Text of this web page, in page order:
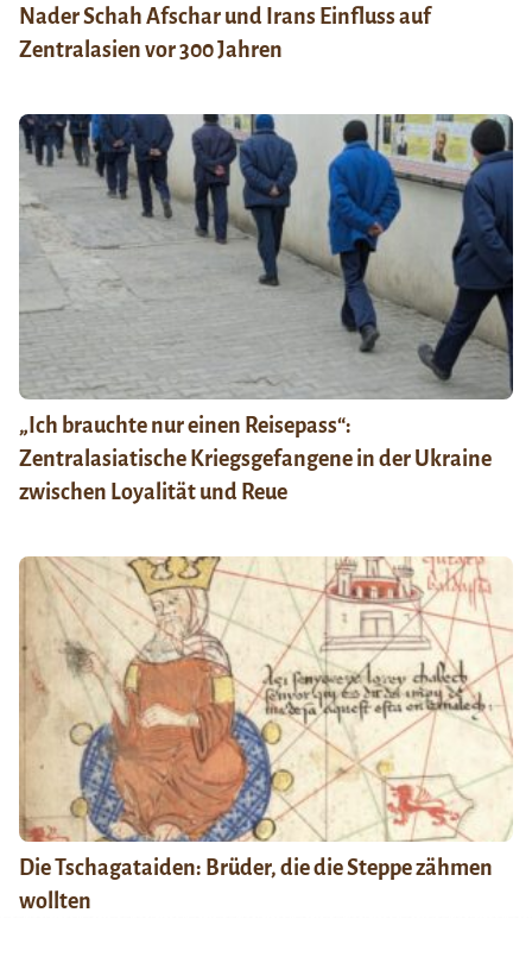
Nader Schah Afschar und Irans Einfluss auf
Zentralasien vor 300 Jahren
„Ich brauchte nur einen Reisepass“:
Zentralasiatische Kriegsgefangene in der Ukraine
zwischen Loyalität und Reue
Die Tschagataiden: Brüder, die die Steppe zähmen
wollten